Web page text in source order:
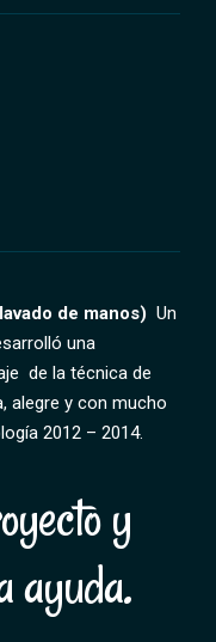
de manos) Un
una
de la técnica de
alegre y con mucho
2012 – 2014.
y
ayuda.